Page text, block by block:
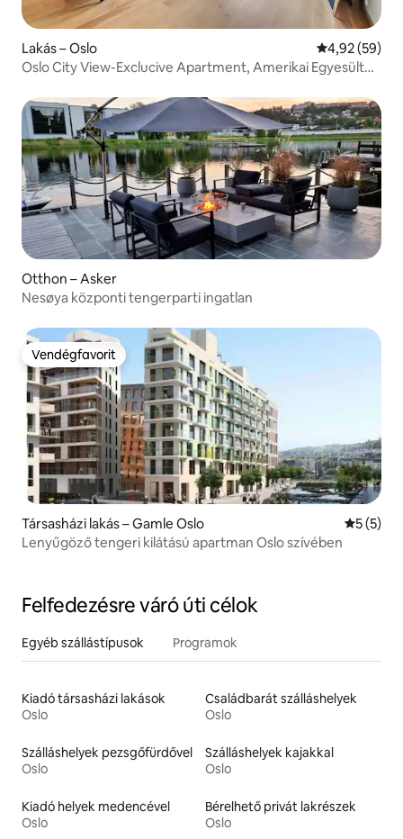
Lakás – Oslo Átlagos
4,92 (59)
Oslo City View-Exclucive Apartment, Amerikai Egyesült
Otthon – Asker
Nesøya központi tengerparti ingatlan
Vendégfavorit
Vendégfavorit
Társasházi lakás – Gamle Oslo Átlagos
5 (5)
Lenyűgöző tengeri kilátású apartman Oslo szívében
Felfedezésre váró úti célok
Egyéb szállástípusok Programok
Kiadó társasházi lakások
Oslo
Családbarát szálláshelyek
Oslo
Szálláshelyek pezsgőfürdővel
Oslo
Szálláshelyek kajakkal
Oslo
Kiadó helyek medencével
Oslo
Bérelhető privát lakrészek
Oslo